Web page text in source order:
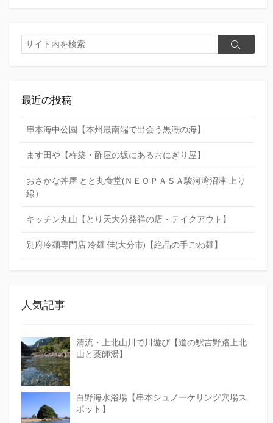
検
索
検
最近の投稿
串本海中公園【本州最南端で出会う黒潮の海】
ます田や【杵築・酢屋の坂にあるおにぎり屋】
おさかな丼屋 とと丸食堂(ＮＥＯＰＡＳＡ駿河湾沼津 上り
線）
キッチン丸山【とり天大分発祥の店・テイクアウト】
別府冷麺専門店 冷麺 佳(大分市)【絶品の手ごね麺】
人気記事
清流・上北山川で川遊び【道の駅吉野路上北
山と薬師湯】
白野海水浴場【串本シュノーケリング穴場ス
ポット】